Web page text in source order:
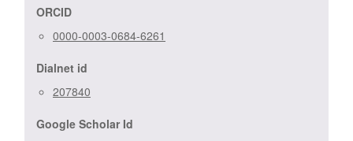
ORCID
0000-0003-0684-6261
Dialnet id
207840
Google Scholar Id